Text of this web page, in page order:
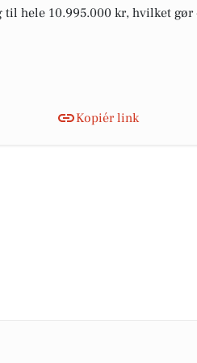
til hele 10.995.000 kr, hvilket
Kopiér link